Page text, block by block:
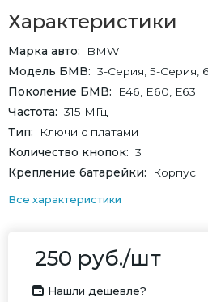
Характеристики
Марка авто
BMW
Модель БМВ
3-Серия, 5-Серия,
Поколение БМВ
E46, E60, Е63
Частота
315 МГц
Тип
Ключи с платами
Количество кнопок
3
Крепление батарейки
Корпус
Все характеристики
250 руб./шт
Нашли дешевле?